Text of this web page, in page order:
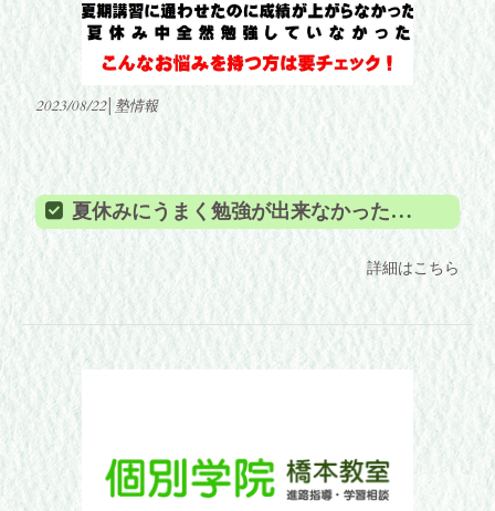
2023/08/22│塾情報
夏休みにうまく勉強が出来なかった方へ
詳細はこちら